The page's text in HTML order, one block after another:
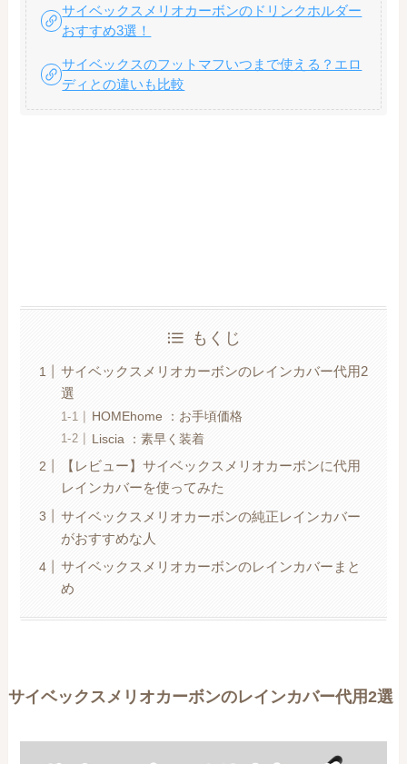
サイベックスメリオカーボンのドリンクホルダー
おすすめ3選！
サイベックスのフットマフいつまで使える？エロ
ディとの違いも比較
もくじ
サイベックスメリオカーボンのレインカバー代用2
選
HOMEhome ：お手頃価格
Liscia ：素早く装着
【レビュー】サイベックスメリオカーボンに代用
レインカバーを使ってみた
サイベックスメリオカーボンの純正レインカバー
がおすすめな人
サイベックスメリオカーボンのレインカバーまと
め
サイベックスメリオカーボンのレインカバー代用2選